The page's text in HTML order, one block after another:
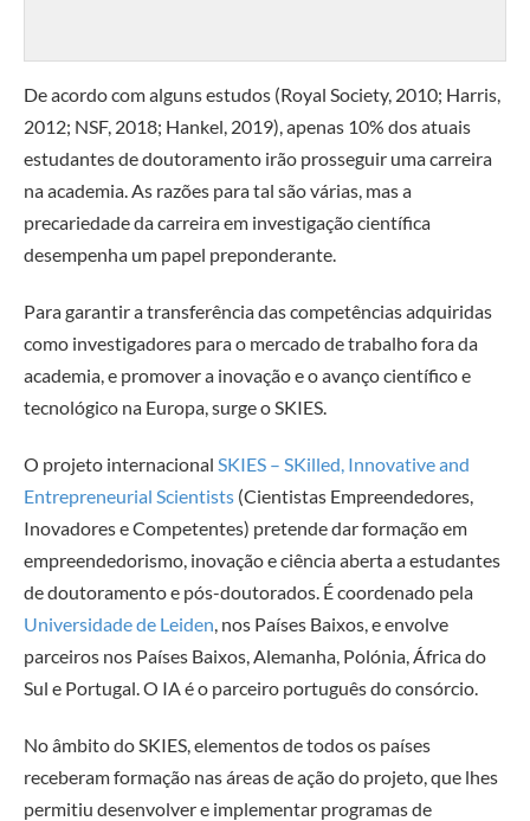
De acordo com alguns estudos (Royal Society, 2010; Harris,
2012; NSF, 2018; Hankel, 2019), apenas 10% dos atuais
estudantes de doutoramento irão prosseguir uma carreira
na academia. As razões para tal são várias, mas a
precariedade da carreira em investigação científica
desempenha um papel preponderante.
Para garantir a transferência das competências adquiridas
como investigadores para o mercado de trabalho fora da
academia, e promover a inovação e o avanço científico e
tecnológico na Europa, surge o SKIES.
O projeto internacional SKIES – SKilled, Innovative and
Entrepreneurial Scientists (Cientistas Empreendedores,
Inovadores e Competentes) pretende dar formação em
empreendedorismo, inovação e ciência abertaa estudantes
de doutoramento e pós-doutorados. É coordenado pela
Universidade de Leiden, nos Países Baixos, e envolve
parceiros nos Países Baixos, Alemanha, Polónia, África do
Sul e Portugal. O IA é o parceiro português do consórcio.
No âmbito do SKIES, elementos de todos os países
receberam formação nas áreas de ação do projeto, que lhes
permitiu desenvolver e implementar programas de